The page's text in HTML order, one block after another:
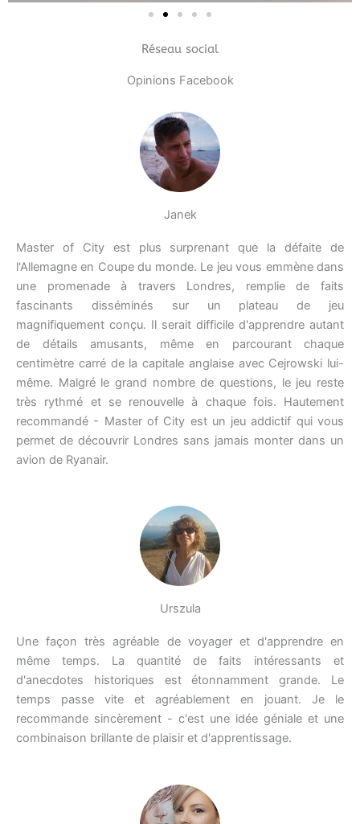
Réseau social
Opinions Facebook
Janek
Master of City est plus surprenant que la défaite de
l'Allemagne en Coupe du monde. Le jeu vous emmène dans
une promenade à travers Londres, remplie de faits
fascinants disséminés sur un plateau de jeu
magnifiquement conçu. Il serait difficile d'apprendre autant
de détails amusants, même en parcourant chaque
centimètre carré de la capitale anglaise avec Cejrowski lui-
même. Malgré le grand nombre de questions, le jeu reste
très rythmé et se renouvelle à chaque fois. Hautement
recommandé - Master of City est un jeu addictif qui vous
permet de découvrir Londres sans jamais monter dans un
avion de Ryanair.
Urszula
Une façon très agréable de voyager et d'apprendre en
même temps. La quantité de faits intéressants et
d'anecdotes historiques est étonnamment grande. Le
temps passe vite et agréablement en jouant. Je le
recommande sincèrement - c'est une idée géniale et une
combinaison brillante de plaisir et d'apprentissage.